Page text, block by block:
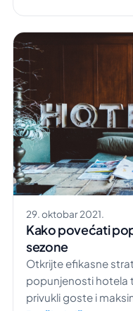
opadaju. Većina
hotelijerskoj industriji
29. oktobar 2021.
Kako povećati
sezone
Otkrijte efikasne
popunjenosti hotela
privukli goste i